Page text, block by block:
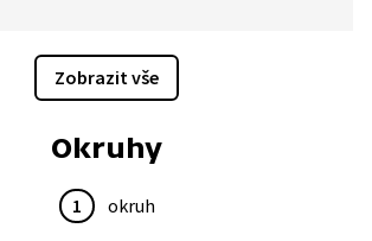
Jeho písmo a grafické návrhy patřily
významné knihy o vývoji písma Krásné
latinky, z níž grafičtí designéři čerpají
Zobrazit vše
Okruhy
1 okruh